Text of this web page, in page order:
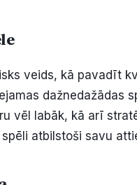
veids, kā pavadīt
dažnedažādas
vēl labāk, kā arī
atbilstoši savu